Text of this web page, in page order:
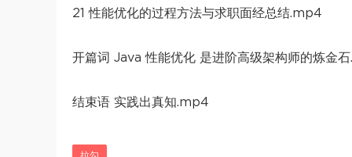
21 性能优化的过程方法与求职面经总结.mp4
开篇词 Java 性能优化 是进阶高级架构师的炼金
结束语 实践出真知.mp4